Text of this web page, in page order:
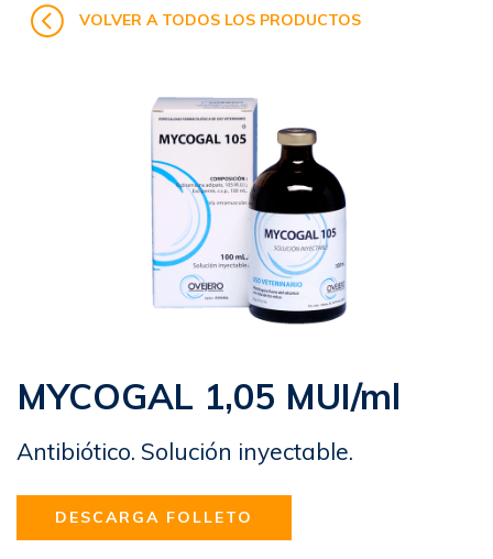
VOLVER A TODOS LOS PRODUCTOS
MYCOGAL 1,05 MUI/ml
Antibiótico. Solución inyectable.
DESCARGA FOLLETO